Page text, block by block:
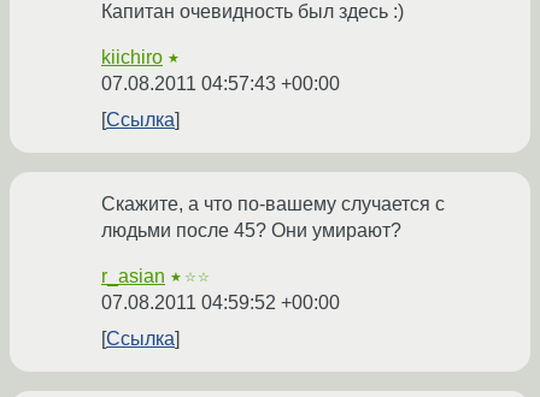
Капитан очевидность был здесь :)
kiichiro ★
07.08.2011 04:57:43 +00:00
Ссылка
Скажите, а что по-вашему случается с
людьми после 45? Они умирают?
r_asian ★☆☆
07.08.2011 04:59:52 +00:00
Ссылка